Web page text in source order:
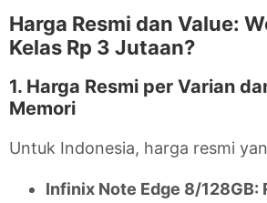
Harga Resmi dan Value:
Kelas Rp 3 Jutaan?
1. Harga Resmi per Varian
Memori
Untuk Indonesia, harga resmi
Infinix Note Edge 8/128GB: